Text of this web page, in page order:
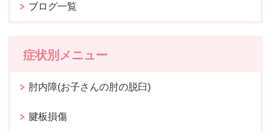
ブログ一覧
症状別メニュー
肘内障(お子さんの肘の脱臼)
腱板損傷